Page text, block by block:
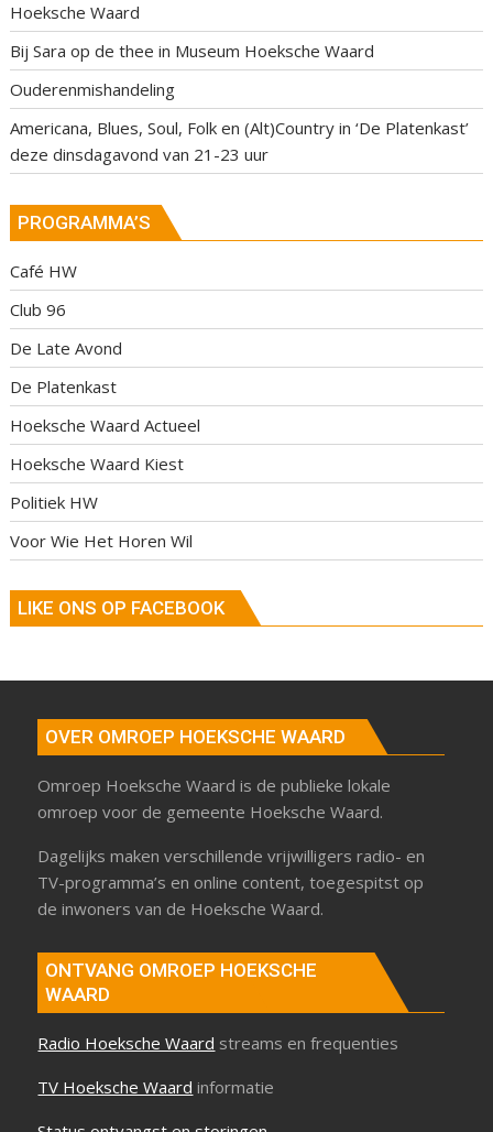
Hoeksche Waard
Bij Sara op de thee in Museum Hoeksche Waard
Ouderenmishandeling
Americana, Blues, Soul, Folk en (Alt)Country in ‘De Platenkast’
deze dinsdagavond van 21-23 uur
PROGRAMMA’S
Café HW
Club 96
De Late Avond
De Platenkast
Hoeksche Waard Actueel
Hoeksche Waard Kiest
Politiek HW
Voor Wie Het Horen Wil
LIKE ONS OP FACEBOOK
OVER OMROEP HOEKSCHE WAARD
Omroep Hoeksche Waard is de publieke lokale
omroep voor de gemeente Hoeksche Waard.
Dagelijks maken verschillende vrijwilligers radio- en
TV-programma’s en online content, toegespitst op
de inwoners van de Hoeksche Waard.
ONTVANG OMROEP HOEKSCHE
WAARD
Radio Hoeksche Waard streams en frequenties
TV Hoeksche Waard informatie